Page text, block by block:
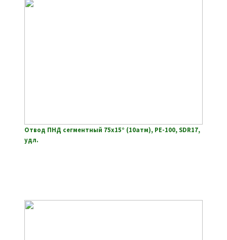
Отвод ПНД сегментный 75х15° (10атм), РЕ-100, SDR17,
удл.